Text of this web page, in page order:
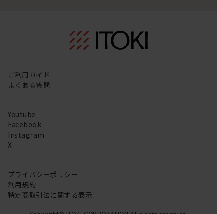
ご利用ガイド
よくある質問
Youtube
Facebook
Instagram
X
プライバシーポリシー
利用規約
特定商取引法に関する表示